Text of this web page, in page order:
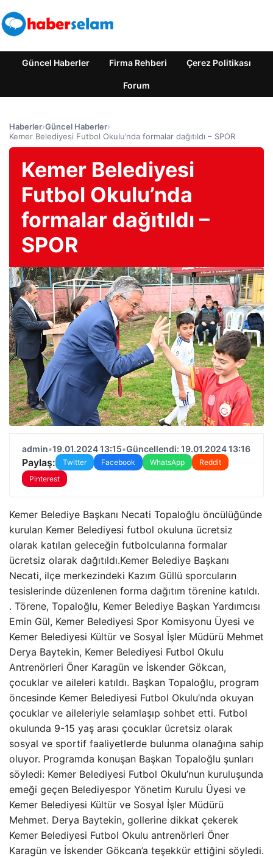
Güncel Haberler Firma Rehberi Çerez Politikası
Forum
Haberler›Güncel Haberler›
Kemer Belediyesi Futbol Okulu’nda formalar dağıtıldı – SPOR
Kemer Belediyesi
Futbol Okulu’nda
formalar dağıtıldı –
SPOR
admin•19.01.2024 13:15•Güncellendi: 19.01.2024 13:16
Paylaş: Twitter Facebook WhatsApp
Reddit
Pinterest
Kemer Belediye Başkanı Necati Topaloğlu öncülüğünde
kurulan Kemer Belediyesi futbol okuluna ücretsiz
olarak katılan geleceğin futbolcularına formalar
ücretsiz olarak dağıtıldı.Kemer Belediye Başkanı
Necati, ilçe merkezindeki Kazım Güllü sporcuların
tesislerinde düzenlenen forma dağıtım törenine katıldı.
. Törene, Topaloğlu, Kemer Belediye Başkan Yardımcısı
Emin Gül, Kemer Belediyesi Spor Komisyonu Üyesi ve
Kemer Belediyesi Kültür ve Sosyal İşler Müdürü Mehmet
Derya Baytekin, Kemer Belediyesi Futbol Okulu
Antrenörleri Öner Karagün ve İskender Gökcan,
çocuklar ve aileleri katıldı. Başkan Topaloğlu, program
öncesinde Kemer Belediyesi Futbol Okulu’nda okuyan
çocuklar ve aileleriyle selamlaşıp sohbet etti. Futbol
okulunda 9-15 yaş arası çocuklar ücretsiz olarak
sosyal ve sportif faaliyetlerde bulunma olanağına sahip
oluyor. Programda konuşan Başkan Topaloğlu şunları
söyledi: Kemer Belediyesi Futbol Okulu’nun kuruluşunda
emeği geçen Belediyespor Yönetim Kurulu Üyesi ve
Kemer Belediyesi Kültür ve Sosyal İşler Müdürü
Mehmet. Derya Baytekin, gollerine dikkat çekerek
Kemer Belediyesi Futbol Okulu antrenörleri Öner
Karagün ve İskender Gökcan’a teşekkür ettiğini söyledi.